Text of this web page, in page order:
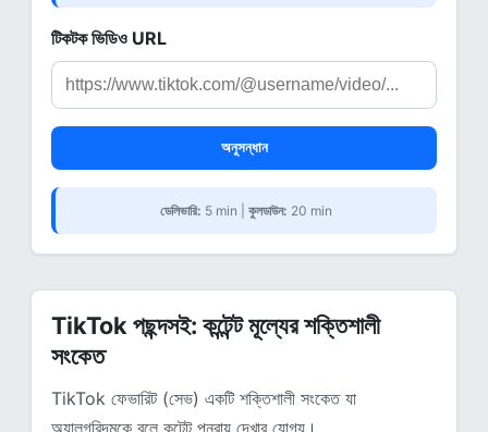
টিকটক ভিডিও URL
অনুসন্ধান
ডেলিভারি: 5 min | কুলডাউন: 20 min
TikTok পছন্দসই: কন্টেন্ট মূল্যের শক্তিশালী
সংকেত
TikTok ফেভারিট (সেভ) একটি শক্তিশালী সংকেত যা